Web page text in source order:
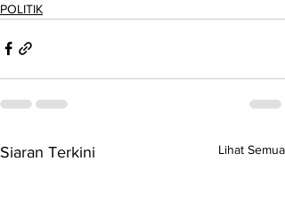
POLITIK
Siaran Terkini Lihat Semua